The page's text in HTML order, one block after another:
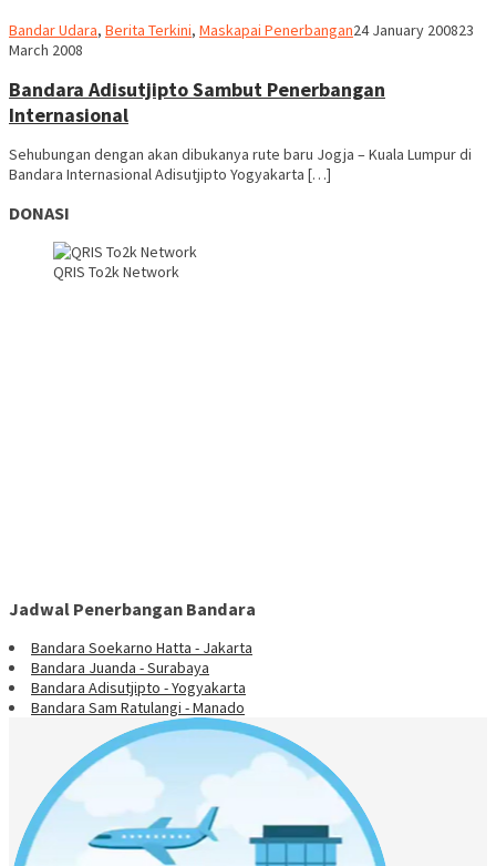
Bandar Udara, Berita Terkini, Maskapai PenerbanganWebmaster
24 January 200823
March 2008
Bandara Adisutjipto Sambut Penerbangan
Internasional
Sehubungan dengan akan dibukanya rute baru Jogja – Kuala Lumpur di
Bandara Internasional Adisutjipto Yogyakarta […]
DONASI
QRIS To2k Network
Jadwal Penerbangan Bandara
Bandara Soekarno Hatta - Jakarta
Bandara Juanda - Surabaya
Bandara Adisutjipto - Yogyakarta
Bandara Sam Ratulangi - Manado